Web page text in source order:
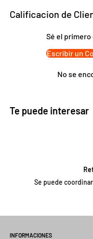
6.5-45 . Altura máxima de
de extensión USB 42 cm.
USB. Producto 100%
Calificacion de
Sé el
Escribir un
No se
Te puede interesar
Se puede
INFORMACIONES